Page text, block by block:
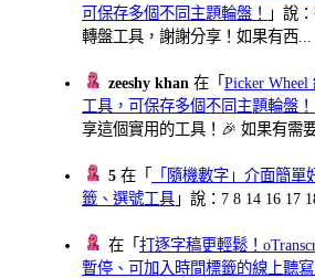
可保存多個不同主題輪盤！
」說
轉盤工具，謝謝分享！如果有西...
zeeshy khan 在「Picker
工具，可保存多個不同主題輪盤！
享這個實用的工具！🎉 如果有需要
5 在「
「隨機數字」介面簡單
籤、選號工具 」說：7 8 14 16 17
在「打逐字稿更輕鬆！
暫停、可加入時間標籤的線上聽